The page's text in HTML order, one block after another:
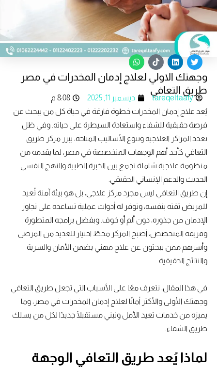
T
w
i
t
t
e
L
i
n
e
d
i
n
T
i
k
t
o
k
W
h
a
a
p
p
وجهتك الاولي لعلاج إدمان المخدرات في مصر
طريق التعافي
tareqeltaafy ديسمبر 11, 2025
8:08 م
يُعد علاج إدمان المخدرات خطوة فارقة في حياة كل من يبحث عن
فرصة حقيقية للشفاء واستعادة السيطرة على حياته. وفي ظل
تعدد المراكز العلاجية وتنوع الأساليب المتاحة، يبرز مركز طريق
التعافي كأحد أهم الوجهات المتخصصة في مصر، لما يقدمه من
منظومة علاجية شاملة تجمع بين الخبرة الطبية والنهج النفسي
الحديث والدعم الإنساني الحقيقي.
إن طريق التعافي ليس مجرد مركز علاجي، بل هو بيئة آمنة تُعيد
للمريض ثقته بنفسه، وتوفر له أدوات عملية تساعده على تجاوز
الإدمان من جذوره، دون ألم أو خوف. وبفضل برامجه المتطورة
وفريقه المتخصص، أصبح المركز محطّ اختيار للعديد من المرضى
وأسرهم ممن يبحثون عن علاج مهني يضمن الأمان والسرية
والنتائج الحقيقية.
في هذا المقال، نتعرف معًا على الأسباب التي تجعل طريق التعافي
وجهتك الأولى والأكثر أمانًا لعلاج إدمان المخدرات في مصر، وما
يميزه من خدمات تعيد الأمل وتبني مستقبلًا جديدًا لكل من يسلك
طريق الشفاء.
لماذا يُعد طريق التعافي الوجهة